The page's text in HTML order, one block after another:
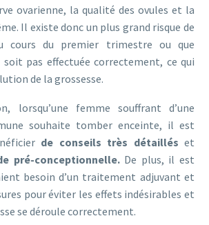
ovarienne, la qualité des ovules et la
Il existe donc un plus grand risque de
cours du premier trimestre ou que
pas effectuée correctement, ce qui
de la grossesse.
lorsqu’une femme souffrant d’une
souhaite tomber enceinte, il est
de conseils très détaillés et
pré-conceptionnelle.De plus, il est
besoin d’un traitement adjuvant et
pour éviter les effets indésirables et
se déroule correctement.